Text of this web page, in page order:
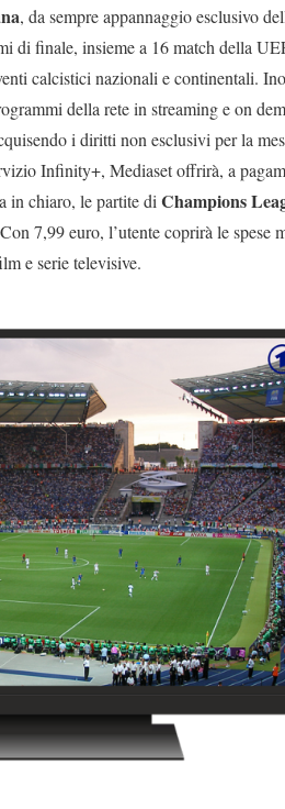
, da sempre appannaggio esclusivo
di finale, insieme a 16 match della
calcistici nazionali e continentali.
della rete in streaming e on
i diritti non esclusivi per la
Infinity+, Mediaset offrirà, a
in chiaro, le partite diChampions
7,99 euro, l’utente coprirà le spese
e serie televisive.